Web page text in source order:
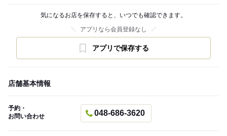
気になるお店を保存すると、いつでも確認できます。
アプリなら会員登録なし
アプリで保存する
店舗基本情報
予約・
お問い合わせ
048-686-3620